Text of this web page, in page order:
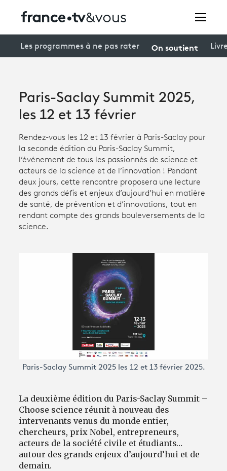
Creators
Participer et assister à une émission
À votre écoute
Productions et innovation
Programme tv
Les programmes à ne pas rater On soutient
Paris-Saclay Summit 2025,
les 12 et 13 février
Rendez-vous les 12 et 13 février à Paris-Saclay pour
la seconde édition du Paris-Saclay Summit,
l’événement de tous les passionnés de science et
acteurs de la science et de l’innovation ! Pendant
deux jours, cette rencontre proposera une lecture
des grands défis et enjeux d’aujourd’hui en matière
de santé, de prévention et d’innovations, tout en
rendant compte des grands bouleversements de la
science.
Paris-Saclay Summit 2025 les 12 et 13 février 2025.
La deuxième édition du Paris-Saclay Summit –
Choose science réunit à nouveau des
intervenants venus du monde entier,
chercheurs, prix Nobel, entrepreneurs,
acteurs de la société civile et étudiants…
autour des grands enjeux d’aujourd’hui et de
demain.